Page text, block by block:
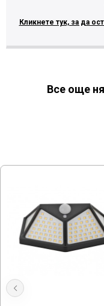
Кликнете тук, за да
Все още